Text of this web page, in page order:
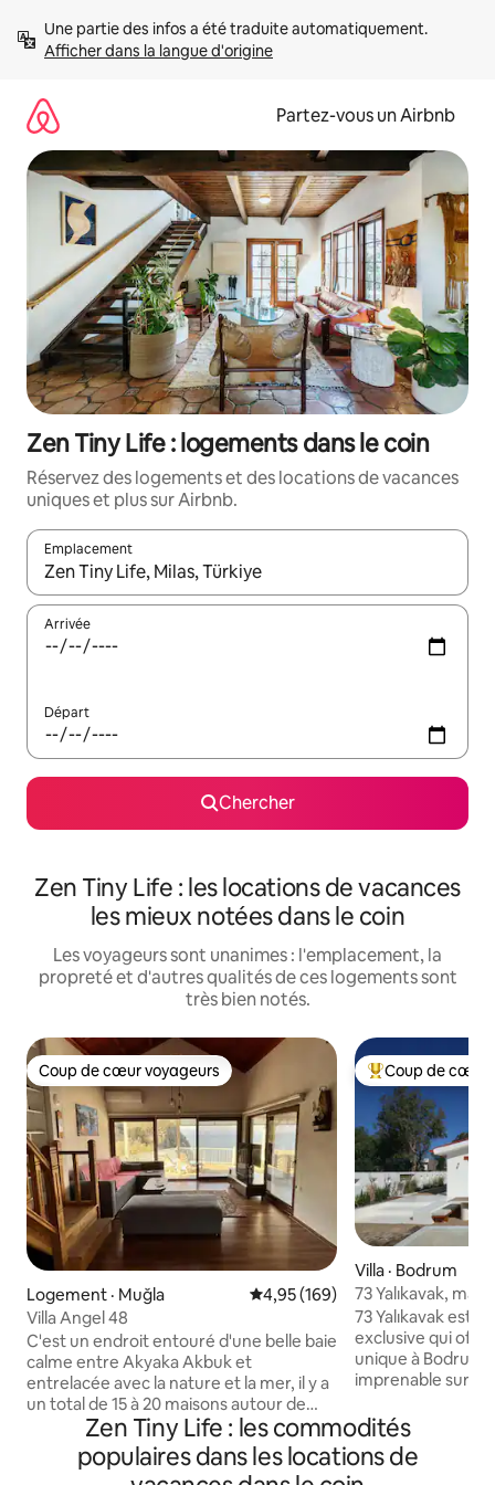
directement
Afficher dans la langue d'origine
Partez-vous un Airbnb
Zen Tiny Life : logements dans le coin
Réservez des logements et des locations de vacances
uniques et plus sur Airbnb.
Emplacement
Quand les résultats sont affichés, parcourez-les en utilisant
Arrivée
Départ
Chercher
Zen Tiny Life : les locations de vacances
les mieux notées dans le coin
Les voyageurs sont unanimes : l'emplacement, la
propreté et d'autres qualités de ces logements sont
très bien notés.
Coup de cœur voyageurs
Coup de cœur voyageurs
Logement · Muğla Note moyenne de 4,95 sur 5,
4,95 (169)
Villa Angel 48
C'est un endroit entouré d'une belle baie
calme entre Akyaka Akbuk et
entrelacée avec la nature et la mer, il y a
un total de 15 à 20 maisons autour de
vous, un endroit individuel pour lire un
livre, où vous pouvez certainement vous
réveiller avec les sons des oiseaux le soir,
Coup de cœur
Coup de cœur
Villa · Bodrum
73 Yalıkavak,
avec vue sur le
73 Yalıkavak est
exclusive qui
unique à
imprenable sur le
cuisine ouvert et
relaxante. Située
quelques pas de
Zen Tiny Life : les commodités
populaires dans les locations de